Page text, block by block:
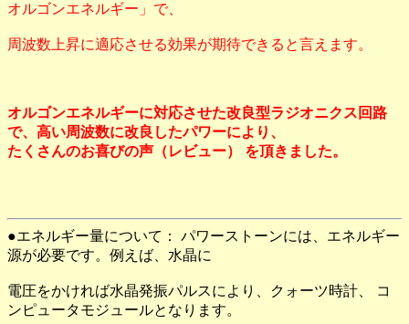
オルゴンエネルギー」で、
周波数上昇に適応させる効果が期待できると言えます。
オルゴンエネルギーに対応させた改良型ラジオニクス回路
で、高い周波数に改良したパワーにより、
たくさんのお喜びの声（レビュー） を頂きました。
●エネルギー量について： パワーストーンには、エネルギー
源が必要です。例えば、水晶に
電圧をかければ水晶発振パルスにより、クォーツ時計、 コ
ンピュータモジュールとなります。